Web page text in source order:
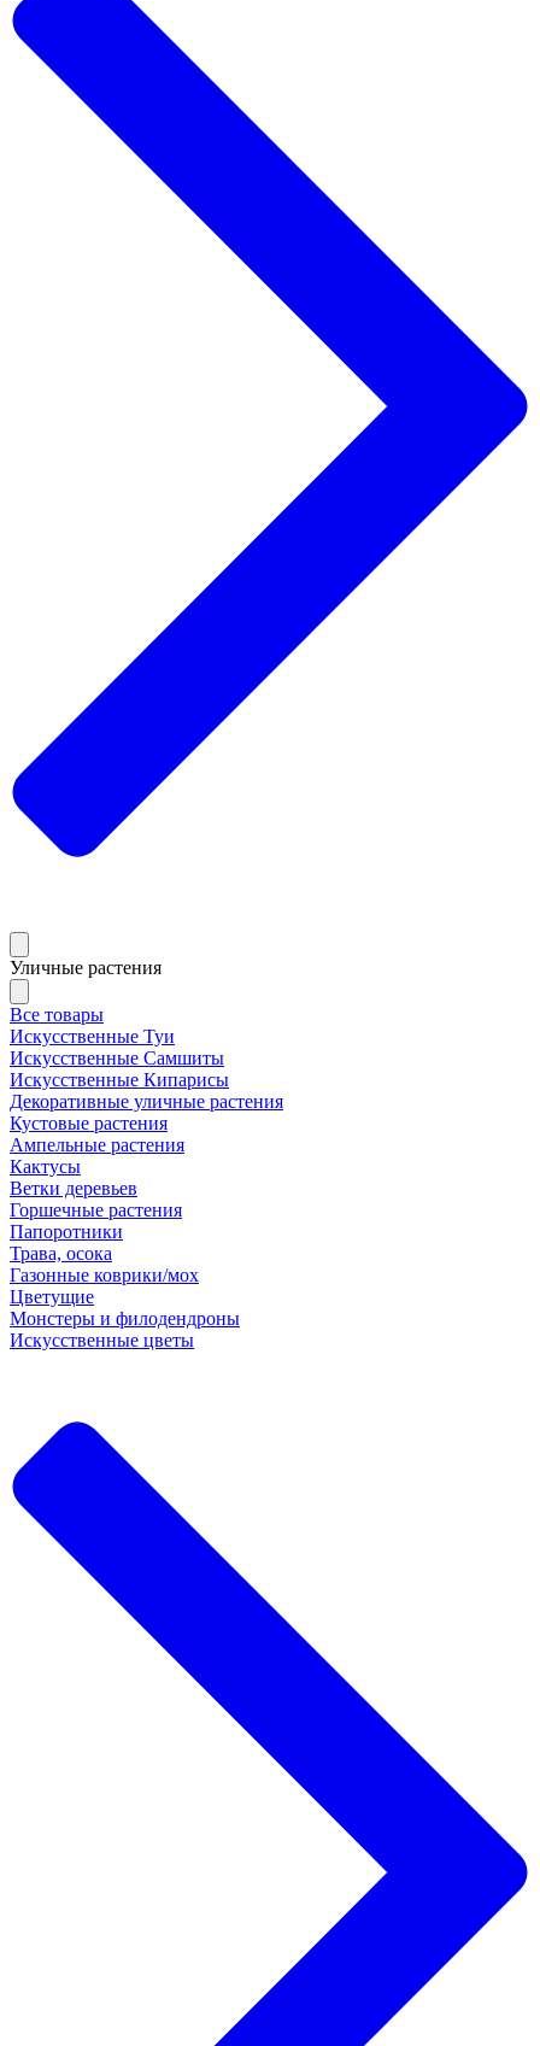
Уличные растения
Все товары
Искусственные Туи
Искусственные Самшиты
Искусственные Кипарисы
Декоративные уличные растения
Кустовые растения
Ампельные растения
Кактусы
Ветки деревьев
Горшечные растения
Папоротники
Трава, осока
Газонные коврики/мох
Цветущие
Монстеры и филодендроны
Искусственные цветы